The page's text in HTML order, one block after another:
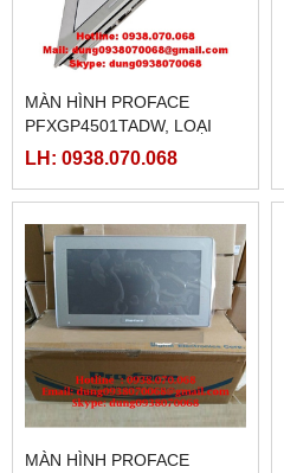
MÀN HÌNH PROFACE
PFXGP4501TADW, LOẠI
10.4 INCH
LH: 0938.070.068
MÀN HÌNH PROFACE